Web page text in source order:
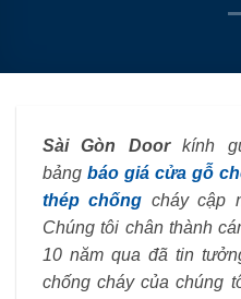
Sài Gòn Doorkính
bảng báo giá cửa gỗ
thép chống cháy cập
Chúng tôi chân thành
10 năm qua đã tin
chống cháy của chúng